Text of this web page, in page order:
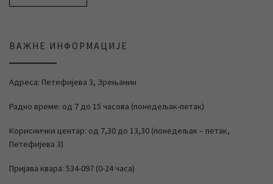
ВАЖНЕ ИНФОРМАЦИЈЕ
Адреса: Петефијева 3, Зрењанин
Радно време: од 7 до 15 часова (понедељак-петак)
Кориснички центар: од 7,30 до 13,30 (понедељак – петак,
Петефијева 3)
Пријава квара: 534-097 (0-24 часа)